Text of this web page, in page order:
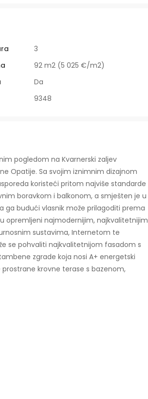
3
92 m2 (5 025 €/m2)
Da
9348
pogledom na Kvarnerski zaljev
Opatije. Sa svojim iznimnim dizajnom
koristeći pritom najviše standarde
boravkom i balkonom, a smješten je u
ga budući vlasnik može prilagoditi prema
opremljeni najmodernijim, najkvalitetnijim
sustavima, Internetom te
se pohvaliti najkvalitetnijom fasadom s
zgrade koja nosi A+ energetski
krovne terase s bazenom,